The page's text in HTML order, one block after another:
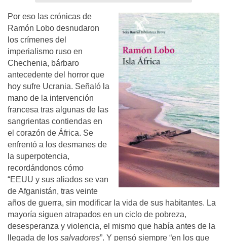
Por eso las crónicas de
Ramón Lobo desnudaron
los crímenes del
imperialismo ruso en
Chechenia, bárbaro
antecedente del horror que
hoy sufre Ucrania. Señaló la
mano de la intervención
francesa tras algunas de las
sangrientas contiendas en
el corazón de África. Se
enfrentó a los desmanes de
la superpotencia,
recordándonos cómo
“EEUU y sus aliados se van
de Afganistán, tras veinte
años de guerra, sin modificar la vida de sus habitantes. La
mayoría siguen atrapados en un ciclo de pobreza,
desesperanza y violencia, el mismo que había antes de la
llegada de los salvadores”. Y pensó siempre “en los que